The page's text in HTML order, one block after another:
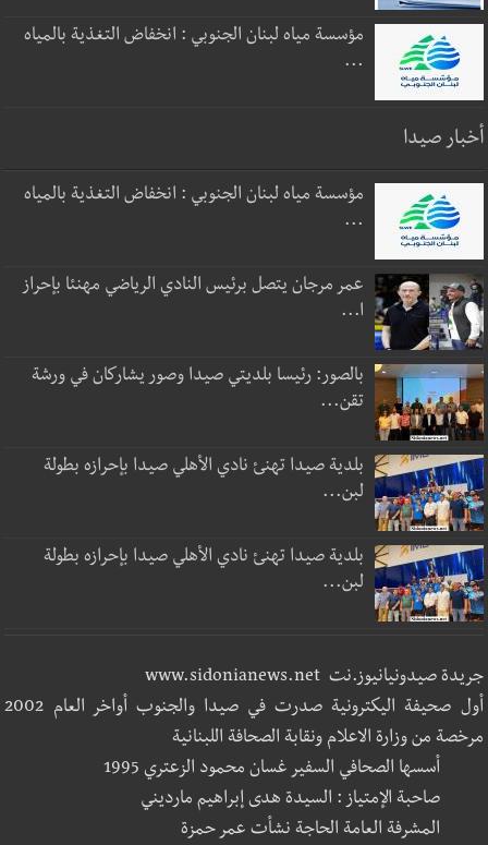
مؤسسة مياه لبنان الجنوبي : انخفاض التغذية بالمياه
...
أخبار صيدا
مؤسسة مياه لبنان الجنوبي : انخفاض التغذية بالمياه
...
عمر مرجان يتصل برئيس النادي الرياضي مهنئا بإحراز
ا...
بالصور: رئيسا بلديتي صيدا وصور يشاركان في ورشة
تقن...
بلدية صيدا تهنئ نادي الأهلي صيدا بإحرازه بطولة
لبن...
بلدية صيدا تهنئ نادي الأهلي صيدا بإحرازه بطولة
لبن...
جريدة صيدونيانيوز.نت www.sidonianews.net
أول صحيفة اليكترونية صدرت في صيدا والجنوب أواخر العام 2002
مرخصة من وزارة الاعلام ونقابة الصحافة اللبنانية
أسسها الصحافي السفير غسان محمود الزعتري 1995
صاحبة الإمتياز : السيدة هدى إبراهيم مارديني
المشرفة العامة الحاجة نشأت عمر حمزة